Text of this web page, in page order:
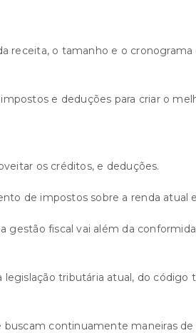
receita, o tamanho e o
e deduções para criar o
os créditos, e deduções.
de impostos sobre a renda atual
gestão fiscal vai além da
tributária atual, do código
continuamente maneiras